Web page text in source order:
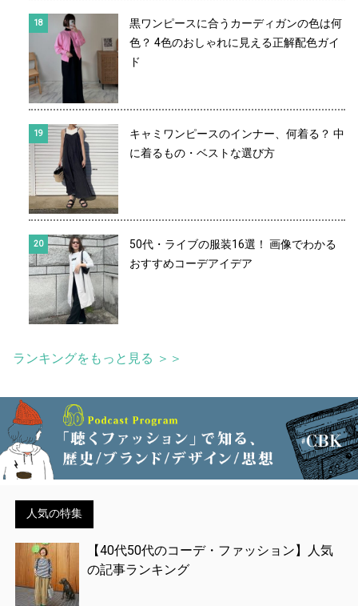
黒ワンピースに合うカーディガンの色は何
色？ 4色のおしゃれに見える正解配色ガイ
ド
キャミワンピースのインナー、何着る？ 中
に着るもの・ベストな選び方
50代・ライブの服装16選！ 画像でわかる
おすすめコーデアイデア
ランキングをもっと見る ＞＞
人気の特集
【40代50代のコーデ・ファッション】人気
の記事ランキング